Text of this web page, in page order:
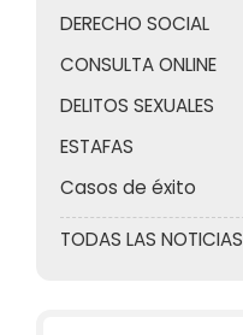
TODAS LAS NOTICIAS
DERECHO SOCIAL
CONSULTA ONLINE
DELITOS SEXUALES
ESTAFAS
Casos de éxito